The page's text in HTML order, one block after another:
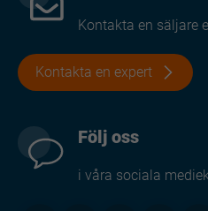
Kontakta en säljare
Kontakta en expert
Följ oss
i våra sociala